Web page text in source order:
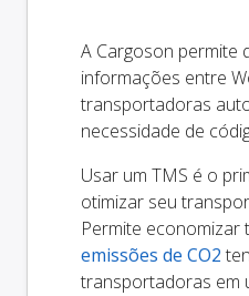
A Cargoson permite
informações entre
transportadoras
necessidade de
Usar um TMS é o
otimizar seu
Permite economizar
emissões de CO2
transportadoras em